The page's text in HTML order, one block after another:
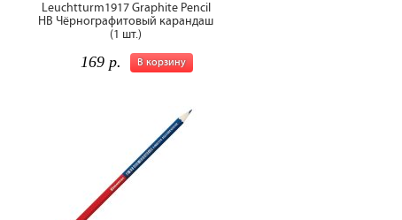
Leuchtturm1917 Graphite Pencil
HB Чёрнографитовый карандаш
(1 шт.)
В корзину
169 р.